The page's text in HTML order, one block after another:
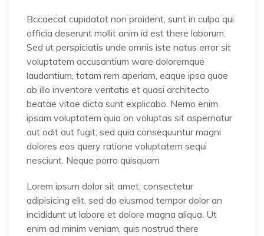
Bccaecat cupidatat non proident, sunt in culpa qui
officia deserunt mollit anim id est there laborum.
Sed ut perspiciatis unde omnis iste natus error sit
voluptatem accusantium ware doloremque
laudantium, totam rem aperiam, eaque ipsa quae
ab illo inventore veritatis et quasi architecto
beatae vitae dicta sunt explicabo. Nemo enim
ipsam voluptatem quia on voluptas sit aspernatur
aut odit aut fugit, sed quia consequuntur magni
dolores eos query ratione voluptatem sequi
nesciunt. Neque porro quisquam
Lorem ipsum dolor sit amet, consectetur
adipisicing elit, sed do eiusmod tempor dolor an
incididunt ut labore et dolore magna aliqua. Ut
enim ad minim veniam, quis nostrud there